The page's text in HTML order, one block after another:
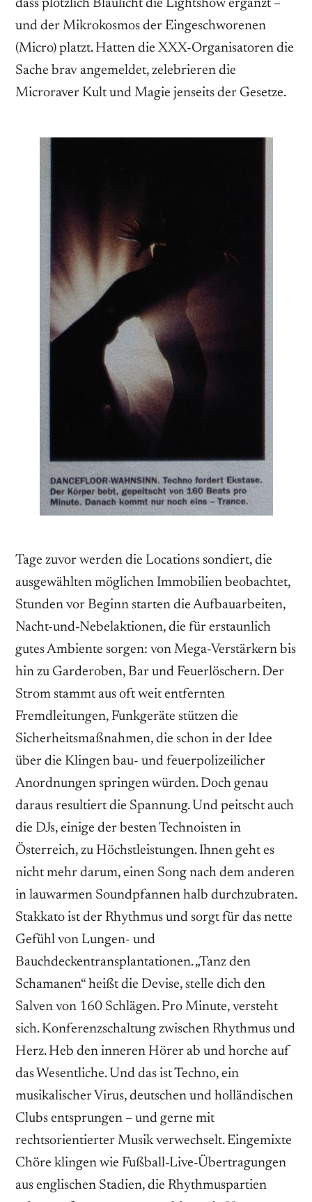
dass plötzlich Blaulicht die Lightshow ergänzt –
und der Mikrokosmos der Eingeschworenen
(Micro) platzt. Hatten die XXX-Organisatoren die
Sache brav angemeldet, zelebrieren die
Microraver Kult und Magie jenseits der Gesetze.
Tage zuvor werden die Locations sondiert, die
ausgewählten möglichen Immobilien beobachtet,
Stunden vor Beginn starten die Aufbauarbeiten,
Nacht-und-Nebelaktionen, die für erstaunlich
gutes Ambiente sorgen: von Mega-Verstärkern bis
hin zu Garderoben, Bar und Feuerlöschern. Der
Strom stammt aus oft weit entfernten
Fremdleitungen, Funkgeräte stützen die
Sicherheitsmaßnahmen, die schon in der Idee
über die Klingen bau- und feuerpolizeilicher
Anordnungen springen würden. Doch genau
daraus resultiert die Spannung. Und peitscht auch
die DJs, einige der besten Technoisten in
Österreich, zu Höchstleistungen. Ihnen geht es
nicht mehr darum, einen Song nach dem anderen
in lauwarmen Soundpfannen halb durchzubraten.
Stakkato ist der Rhythmus und sorgt für das nette
Gefühl von Lungen- und
Bauchdeckentransplantationen. „Tanz den
Schamanen“ heißt die Devise, stelle dich den
Salven von 160 Schlägen. Pro Minute, versteht
sich. Konferenzschaltung zwischen Rhythmus und
Herz. Heb den inneren Hörer ab und horche auf
das Wesentliche. Und das ist Techno, ein
musikalischer Virus, deutschen und holländischen
Clubs entsprungen – und gerne mit
rechtsorientierter Musik verwechselt. Eingemixte
Chöre klingen wie Fußball-Live-Übertragungen
aus englischen Stadien, die Rhythmuspartien